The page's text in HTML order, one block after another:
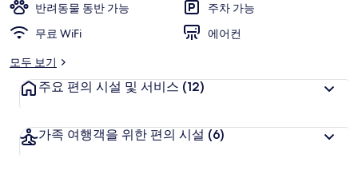
반려동물 동반 가능
주차 가능
무료 WiFi
에어컨
모두 보기
주요 편의 시설 및 서비스 (12)
가족 여행객을 위한 편의 시설 (6)